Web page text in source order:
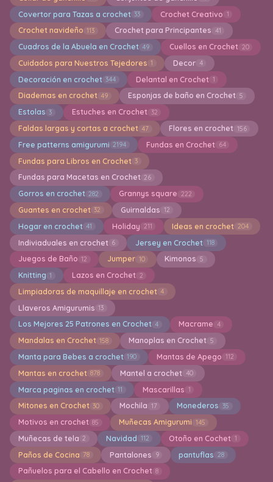
Covertor para Tazas a crochet 33 Crochet Creativo 1
Crochet navideño 113 Crochet para Principantes 41
Cuadros de la Abuela en Crochet 49 Cuellos en Crochet 20
Cuidados para Nuestros Tejedores 1 Decor 4
Decoración en crochet 344 Delantal en Crochet 1
Diademas en crochet 49 Esponjas de baño en Crochet 5
Estolas 3 Estuches en Crochet 32
Faldas largas y cortas a crochet 47 Flores en crochet 156
Free patterns amigurumi 2194 Fundas en Crochet 64
Fundas para Libros en Crochet 3
Fundas para Macetas en Crochet 26
Gorros en crochet 282 Grannys square 222
Guantes en crochet 32 Guirnaldas 12
Hogar en crochet 41 Holiday 211 Ideas en crochet 204
Indiviaduales en crochet 6 Jersey en Crochet 118
Juegos de Baño 12 Jumper 10 Kimonos 5
Knitting 1 Lazos en Crochet 2
Limpiadoras de maquillaje en crochet 4
Llaveros Amigurumis 13
Los Mejores 25 Patrones en Crochet 4 Macrame 4
Mandalas en Crochet 158 Manoplas en Crochet 5
Manta para Bebes a crochet 190 Mantas de Apego 112
Mantas en crochet 878 Mantel a crochet 40
Marca paginas en crochet 11 Mascarillas 1
Mitones en Crochet 30 Mochila 17 Monederos 35
Motivos en crochet 85 Muñecas Amigurumi 145
Muñecas de tela 2 Navidad 112 Otoño en Cochet 1
Paños de Cocina 78 Pantalones 9 pantuflas 28
Pañuelos para el Cabello en Crochet 8